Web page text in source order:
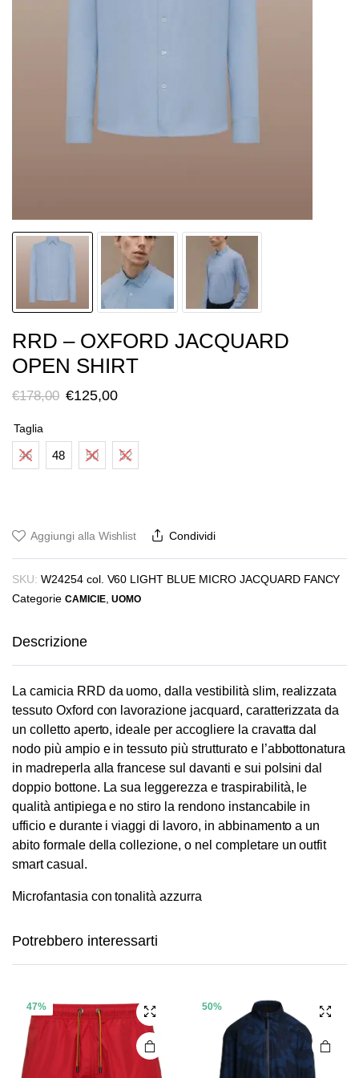
RRD – OXFORD JACQUARD
OPEN SHIRT
€178,00 Il
originale
era:
€125,00Il
attuale
è:
Taglia
46 48 50 52
Aggiungi alla Wishlist Condividi
SKU: W24254 col. V60 LIGHT BLUE MICRO JACQUARD FANCY
Categorie CAMICIE,UOMO
Descrizione
La camicia RRD da uomo, dalla vestibilità slim, realizzata
tessuto Oxford con lavorazione jacquard, caratterizzata da
un colletto aperto, ideale per accogliere la cravatta dal
nodo più ampio e in tessuto più strutturato e l’abbottonatura
in madreperla alla francese sul davanti e sui polsini dal
doppio bottone. La sua leggerezza e traspirabilità, le
qualità antipiega e no stiro la rendono instancabile in
ufficio e durante i viaggi di lavoro, in abbinamento a un
abito formale della collezione, o nel completare un outfit
smart casual.
Microfantasia con tonalità azzurra
Potrebbero interessarti
47%
Questo
varianti.
Le
possono
essere
scelte
50%
Le
possono
essere
scelte
nella